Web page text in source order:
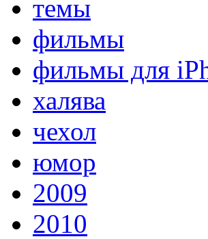
темы
фильмы
фильмы для
халява
чехол
юмор
2009
2010